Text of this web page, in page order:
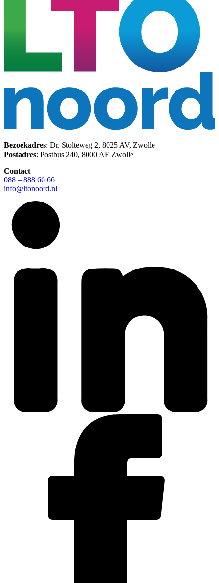
Bezoekadres: Dr. Stolteweg 2, 8025 AV, Zwolle
Postadres: Postbus 240, 8000 AE Zwolle
Contact
088 – 888 66 66
info@ltonoord.nl